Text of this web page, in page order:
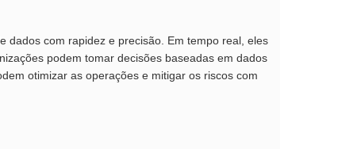
dados com rapidez e precisão. Em tempo real, eles
podem tomar decisões baseadas em dados
otimizar as operações e mitigar os riscos com